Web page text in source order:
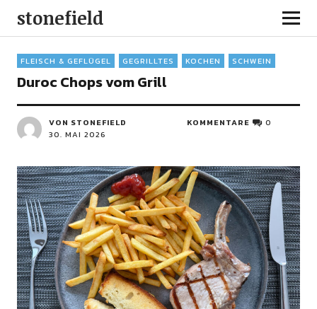
stonefield
FLEISCH & GEFLÜGEL GEGRILLTES KOCHEN SCHWEIN
Duroc Chops vom Grill
VON STONEFIELD
30. MAI 2026
KOMMENTARE 0